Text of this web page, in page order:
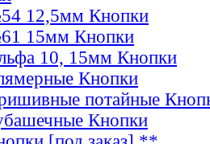
12,5мм Кнопки
15мм Кнопки
10, 15мм Кнопки
Кнопки
потайные
Кнопки